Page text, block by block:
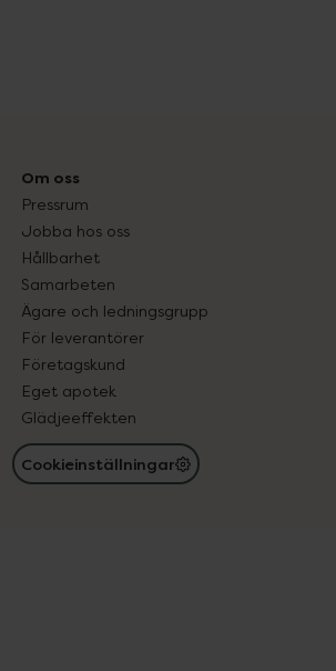
Om oss
Pressrum
Jobba hos oss
Hållbarhet
Samarbeten
Ägare och ledningsgrupp
För leverantörer
Företagskund
Eget apotek
Glädjeeffekten
Cookieinställningar